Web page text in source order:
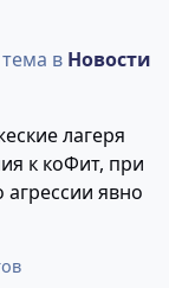
тема в Новости
лагеря
к коФит, при